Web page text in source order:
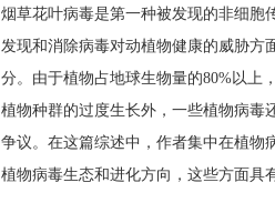
烟草花叶病毒是第一种被发现的非细胞
发现和消除病毒对动植物健康的威胁方
分。由于植物占地球生物量的80%以上
植物种群的过度生长外，一些植物病毒
争议。在这篇综述中，作者集中在植物
植物病毒生态和进化方向，这些方面具